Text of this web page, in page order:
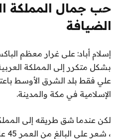
حب جمال المملكة
الضيافة
إسلام أباد: على غرار معظم
بشكل متكرر إلى المملكة
علي فقط بلد الشرق الأوسط
الإسلامية في مكة والمدينة.
لكن عندما شق طريقه إلى
،